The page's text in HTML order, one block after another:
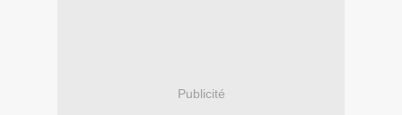
Publicité